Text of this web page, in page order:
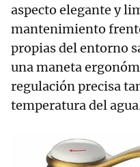
aspecto elegante y
mantenimiento
propias del entorno
una maneta
regulación precisa
temperatura del